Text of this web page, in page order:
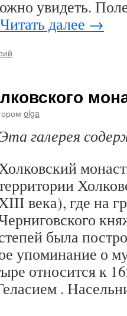
увидеть.
Читать далее →
olga
галерея
века), где на
была
упоминание о
относится к
.